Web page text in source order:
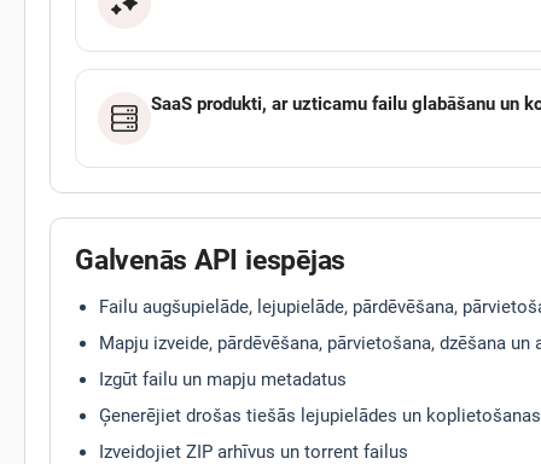
SaaS produkti, ar uzticamu failu glabāšanu un
Galvenās API iespējas
Failu augšupielāde, lejupielāde, pārdēvēšana,
Mapju izveide, pārdēvēšana, pārvietošana, dzēšana un
Izgūt failu un mapju metadatus
Ģenerējiet drošas tiešās lejupielādes un
Izveidojiet ZIP arhīvus un torrent failus